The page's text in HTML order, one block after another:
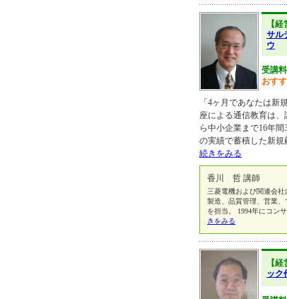
【
サル
ウ
受講
おす
「4ヶ月であなたは新
座による通信教育は
ら中小企業まで16年
の実績で蓄積した新規
続きをみる
香川 哲 講師
三菱電機および関連会社
製造、品質管理、営業
を担当。 1994年にコン
きをみる
【
ック